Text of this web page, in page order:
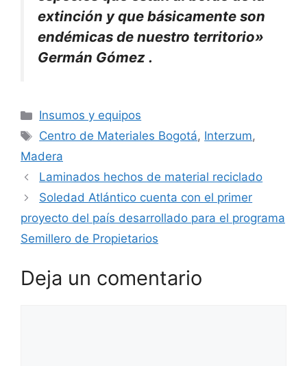
extinción y que básicamente son
endémicas de nuestro territorio»
Germán Gómez .
Categorías
Insumos y equipos
Etiquetas
Centro de Materiales Bogotá, Interzum,
Madera
Laminados hechos de material reciclado
Soledad Atlántico cuenta con el primer
proyecto del país desarrollado para el programa
Semillero de Propietarios
Deja un comentario